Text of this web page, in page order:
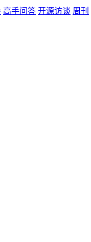
高手问答 开源访谈 周刊